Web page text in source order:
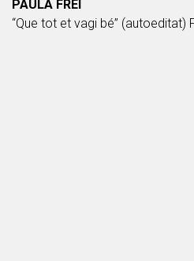
PAULA FREI
“Que tot et vagi bé” (autoeditat)